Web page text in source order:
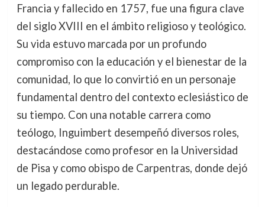
Francia y fallecido en 1757, fue una figura clave
del siglo XVIII en el ámbito religioso y teológico.
Su vida estuvo marcada por un profundo
compromiso con la educación y el bienestar de la
comunidad, lo que lo convirtió en un personaje
fundamental dentro del contexto eclesiástico de
su tiempo. Con una notable carrera como
teólogo, Inguimbert desempeñó diversos roles,
destacándose como profesor en la Universidad
de Pisa y como obispo de Carpentras, donde dejó
un legado perdurable.